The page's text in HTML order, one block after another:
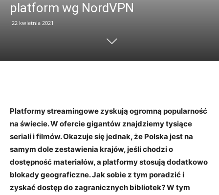
platform wg NordVPN
22 kwietnia 2021
Platformy streamingowe zyskują ogromną popularność
na świecie. W ofercie gigantów znajdziemy tysiące
seriali i filmów. Okazuje się jednak, że Polska jest na
samym dole zestawienia krajów, jeśli chodzi o
dostępność materiałów, a platformy stosują dodatkowo
blokady geograficzne. Jak sobie z tym poradzić i
zyskać dostęp do zagranicznych bibliotek? W tym